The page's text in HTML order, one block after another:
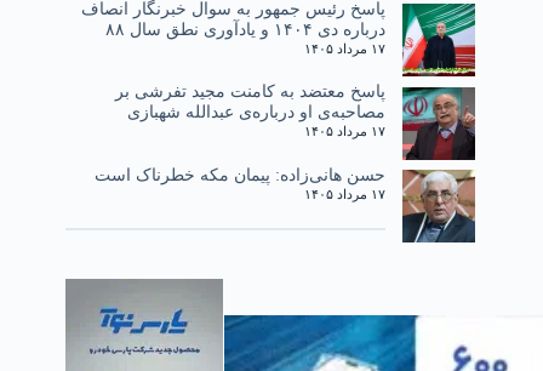
پاسخ رئیس جمهور به سوال خبرنگار انصاف
درباره دی ۱۴۰۴ و یادآوری نطق سال ۸۸
۱۷ مرداد ۱۴۰۵
پاسخ معتضد به کامنت مجید تفرشی بر
مصاحبه‌ی او درباره‌ی عبدالله شهبازی
۱۷ مرداد ۱۴۰۵
حسن هانی‌زاده: پیمان مکه خطرناک است
۱۷ مرداد ۱۴۰۵